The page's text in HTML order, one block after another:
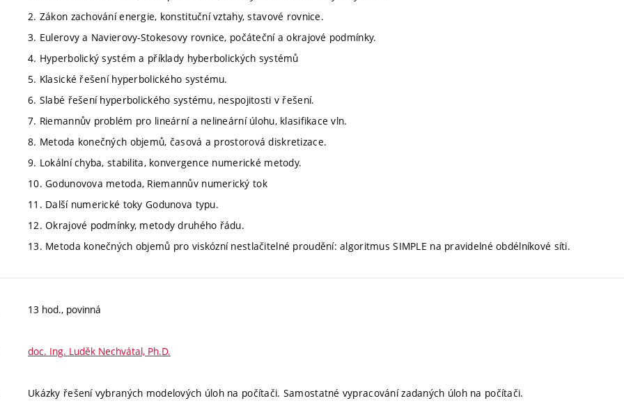
2. Zákon zachování energie, konstituční vztahy, stavové rovnice.
3. Eulerovy a Navierovy-Stokesovy rovnice, počáteční a okrajové podmínky.
4. Hyperbolický systém a příklady hyberbolických systémů
5. Klasické řešení hyperbolického systému.
6. Slabé řešení hyperbolického systému, nespojitosti v řešení.
7. Riemannův problém pro lineární a nelineární úlohu, klasifikace vln.
8. Metoda konečných objemů, časová a prostorová diskretizace.
9. Lokální chyba, stabilita, konvergence numerické metody.
10. Godunovova metoda, Riemannův numerický tok
11. Další numerické toky Godunova typu.
12. Okrajové podmínky, metody druhého řádu.
13. Metoda konečných objemů pro viskózní nestlačitelné proudění: algoritmus SIMPLE na pravidelné obdélníkové síti.
13 hod., povinná
doc. Ing. Luděk Nechvátal, Ph.D.
Ukázky řešení vybraných modelových úloh na počítači. Samostatné vypracování zadaných úloh na počítači.